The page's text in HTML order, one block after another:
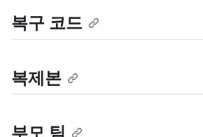
복구 코드
복제본
부모 팀